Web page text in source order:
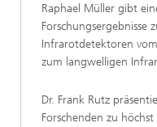
Raphael Müller gibt
Forschungsergebnisse
Infrarotdetektoren
zum langwelligen
Dr. Frank Rutz
Forschenden zu